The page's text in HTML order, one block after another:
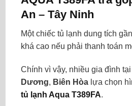
An – Tây Ninh
Một chiếc tủ lạnh dung tích
khá cao nếu phải thanh toán
Chính vì vậy, nhiều gia đình tại
Dương, Biên Hòa lựa chọn
tủ lạnh Aqua T389FA.